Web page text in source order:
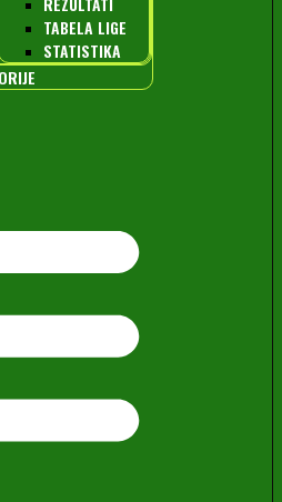
TABELA LIGE
STATISTIKA